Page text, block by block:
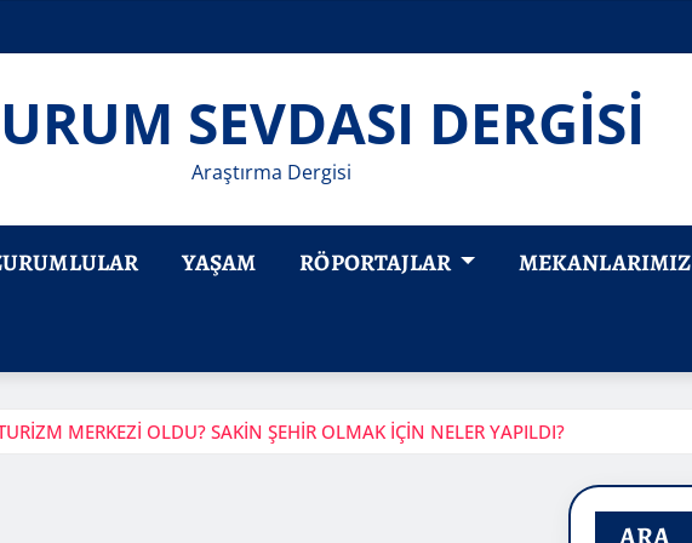
SEVDASI DERGİSİ
Araştırma Dergisi
YAŞAM RÖPORTAJLAR MEKANLARIMIZ
MERKEZİ OLDU? SAKİN ŞEHİR OLMAK İÇİN NELER YAPILDI?